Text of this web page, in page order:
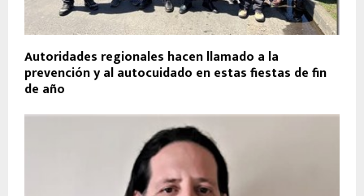
Autoridades regionales hacen llamado a la
prevención y al autocuidado en estas fiestas de fin
de año